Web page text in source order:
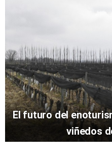
El futuro del
viñedos